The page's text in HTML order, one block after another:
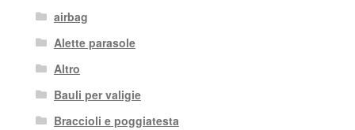
airbag
Alette parasole
Altro
Bauli per valigie
Braccioli e poggiatesta